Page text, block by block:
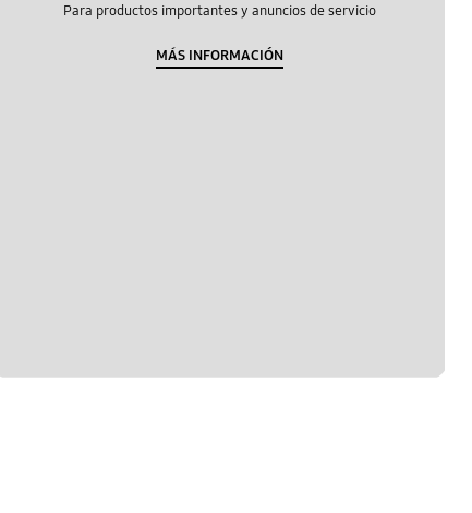
Para productos importantes y anuncios de servicio
MÁS INFORMACIÓN